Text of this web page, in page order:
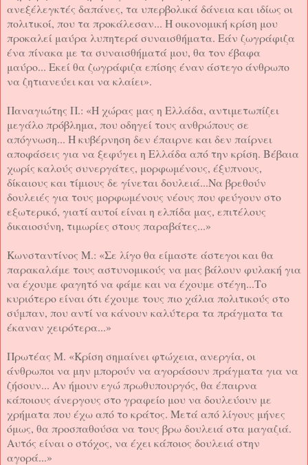
ανεξέλεγκτές δαπάνες, τα υπερβολικά δάνεια και ιδίως οι
πολιτικοί, που τα προκάλεσαν... Η οικονομική κρίση μου
προκαλεί μαύρα λυπητερά συναισθήματα. Εάν ζωγράφιζα
ένα πίνακα με τα συναισθήματά μου, θα τον έβαφα
μαύρο... Εκεί θα ζωγράφιζα επίσης έναν άστεγο άνθρωπο
να ζητιανεύει και να κλαίει».
Παναγιώτης Π.: «H χώρας μας η Ελλάδα, αντιμετωπίζει
μεγάλο πρόβλημα, που οδηγεί τους ανθρώπους σε
απόγνωση... Η κυβέρνηση δεν έπαιρνε και δεν παίρνει
αποφάσεις για να ξεφύγει η Ελλάδα από την κρίση. Βέβαια
χωρίς καλούς συνεργάτες, μορφωμένους, έξυπνους,
δίκαιους και τίμιους δε γίνεται δουλειά...Να βρεθούν
δουλειές για τους μορφωμένους νέους που φεύγουν στο
εξωτερικό, γιατί αυτοί είναι η ελπίδα μας, επιτέλους
δικαιοσύνη, τιμωρίες στους παραβάτες...»
Κωνσταντίνος Μ.: «Σε λίγο θα είμαστε άστεγοι και θα
παρακαλάμε τους αστυνομικούς να μας βάλουν φυλακή για
να έχουμε φαγητό να φάμε και να έχουμε στέγη...Το
κυριότερο είναι ότι έχουμε τους πιο χάλια πολιτικούς στο
σύμπαν, που αντί να κάνουν καλύτερα τα πράγματα τα
έκαναν χειρότερα...»
Πρωτέας Μ. «Κρίση σημαίνει φτώχεια, ανεργία, οι
άνθρωποι να μην μπορούν να αγοράσουν πράγματα για να
ζήσουν... Αν ήμουν εγώ πρωθυπουργός, θα έπαιρνα
κάποιους άνεργους στο γραφείο μου να δουλεύουν με
χρήματα που έχω από το κράτος. Μετά από λίγους μήνες
όμως, θα προσπαθούσα να τους βρω δουλειά στα μαγαζιά.
Αυτός είναι ο στόχος, να έχει κάποιος δουλειά στην
αγορά...»